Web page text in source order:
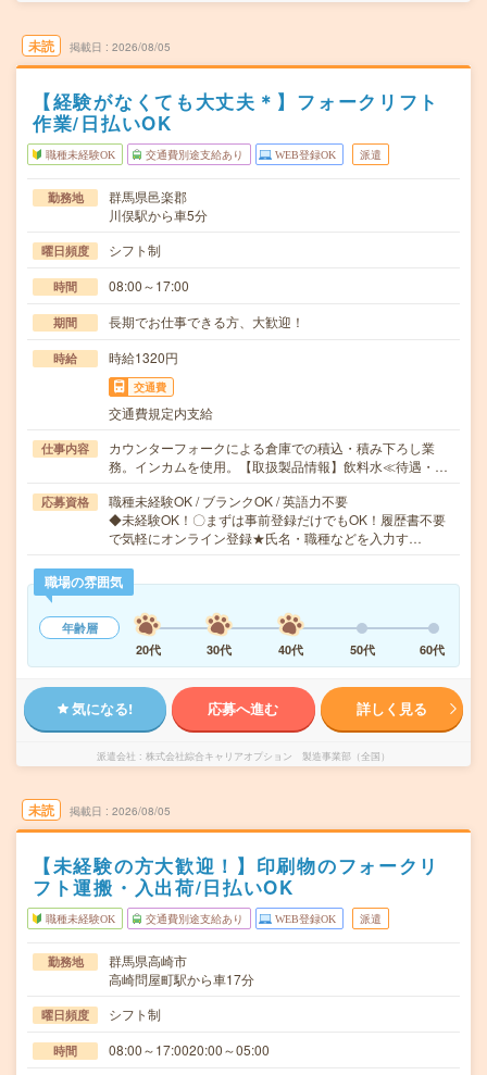
未読 掲載日 2026/08/05
【経験がなくても大丈夫＊】フォークリフト
作業/日払いOK
職種未経験OK 交通費別途支給あり WEB登録OK 派遣
勤務地
群馬県邑楽郡
川俣駅から車5分
曜日頻度 シフト制
時間 08:00～17:00
期間 長期でお仕事できる方、大歓迎！
時給 時給1320円
交通費
交通費規定内支給
仕事内容
カウンターフォークによる倉庫での積込・積み下ろし業
務。インカムを使用。【取扱製品情報】飲料水≪待遇・…
応募資格
職種未経験OK / ブランクOK / 英語力不要
◆未経験OK！〇まずは事前登録だけでもOK！履歴書不要
で気軽にオンライン登録★氏名・職種などを入力す…
職場の雰囲気
年齢層
20代
30代 40代 50代 60代
気になる! 応募へ進む 詳しく見る
派遣会社 株式会社綜合キャリアオプション 製造事業部（全国）
未読 掲載日 2026/08/05
【未経験の方大歓迎！】印刷物のフォークリ
フト運搬・入出荷/日払いOK
職種未経験OK 交通費別途支給あり WEB登録OK 派遣
勤務地
群馬県高崎市
高崎問屋町駅から車17分
曜日頻度 シフト制
時間 08:00～17:0020:00～05:00